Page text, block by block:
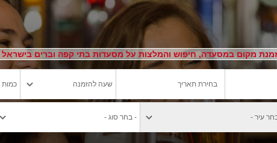
מקום במסעדה, חיפוש והמלצות על מסעדות בתי קפה וברים בישראל